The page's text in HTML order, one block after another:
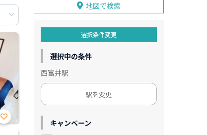
お気
地図で検索
選択条件変更
選択中の条件
西富井駅
駅を変更
キャンペーン